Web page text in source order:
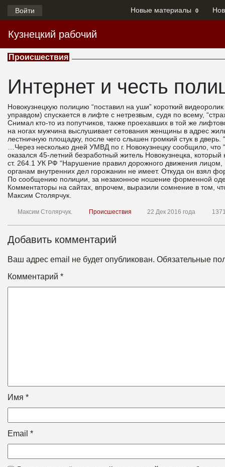
Войти Новые материалы 0
Кузнецкий рабочий
Происшествия
Интернет и честь
Новокузнецкую полицию “поставил на уши” короткий
управдом) спускается в лифте с нетрезвым, судя по всему,
Снимал кто-то из попутчиков, также проехавших в той же
на ногах мужчина выслушивает сетования женщины в адрес
лестничную площадку, после чего слышен громкий стук в
…Через несколько дней УМВД по г. Новокузнецку сообщило,
оказался 45-летний безработный житель Новокузнецка,
ст. 264.1 УК РФ “Нарушение правил дорожного движения
органам внутренних дел горожанин не имеет. Откуда он взял
По сообщению полиции, за незаконное ношение форменной
Комментаторы на сайтах, впрочем, выразили сомнение в том,
Максим Столярчук.
Максим Столярчук. Происшествия 22 Дек 2016 года
Добавить комментарий
Ваш адрес email не будет опубликован. Обязательные
Комментарий *
Имя *
Email *